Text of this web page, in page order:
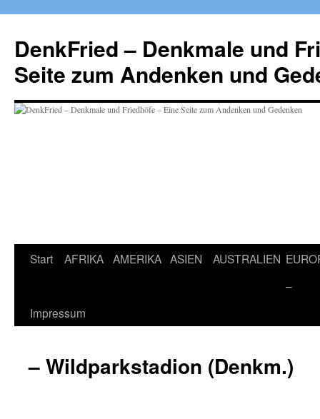
springen
DenkFried – Denkmale und
Seite zum Andenken und
Start AFRIKA AMERIKA ASIEN AUSTRALIEN
–
Impressum
– Wildparkstadion (Denkm.)